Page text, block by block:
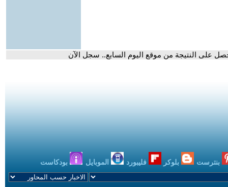
على النتيجة من موقع اليوم السابع.. سجل الآن
بنترست بلوكر فليبورد الموبايل بودكاست